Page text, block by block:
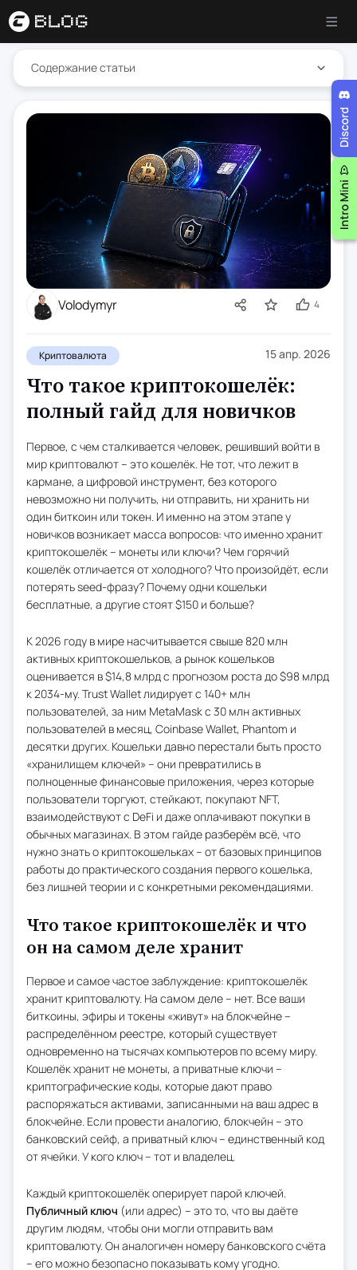
Содержание статьи
Volodymyr
Криптовалюта 15 апр. 2026
4
Что такое криптокошелёк:
полный гайд для новичков
Первое, с чем сталкивается человек, решивший войти в
мир криптовалют – это кошелёк. Не тот, что лежит в
кармане, а цифровой инструмент, без которого
невозможно ни получить, ни отправить, ни хранить ни
один биткоин или токен. И именно на этом этапе у
новичков возникает масса вопросов: что именно хранит
криптокошелёк – монеты или ключи? Чем горячий
кошелёк отличается от холодного? Что произойдёт, если
потерять seed-фразу? Почему одни кошельки
бесплатные, а другие стоят $150 и больше?
К 2026 году в мире насчитывается свыше 820 млн
активных криптокошельков, а рынок кошельков
оценивается в $14,8 млрд с прогнозом роста до $98 млрд
к 2034-му. Trust Wallet лидирует с 140+ млн
пользователей, за ним MetaMask с 30 млн активных
пользователей в месяц, Coinbase Wallet, Phantom и
десятки других. Кошельки давно перестали быть просто
«хранилищем ключей» – они превратились в
полноценные финансовые приложения, через которые
пользователи торгуют, стейкают, покупают NFT,
взаимодействуют с DeFi и даже оплачивают покупки в
обычных магазинах. В этом гайде разберём всё, что
нужно знать о криптокошельках – от базовых принципов
работы до практического создания первого кошелька,
без лишней теории и с конкретными рекомендациями.
Что такое криптокошелёк и что
он на самом деле хранит
Первое и самое частое заблуждение: криптокошелёк
хранит криптовалюту. На самом деле – нет. Все ваши
биткоины, эфиры и токены «живут» на блокчейне –
распределённом реестре, который существует
одновременно на тысячах компьютеров по всему миру.
Кошелёк хранит не монеты, а приватные ключи –
криптографические коды, которые дают право
распоряжаться активами, записанными на ваш адрес в
блокчейне. Если провести аналогию, блокчейн – это
банковский сейф, а приватный ключ – единственный код
от ячейки. У кого ключ – тот и владелец.
Каждый криптокошелёк оперирует парой ключей.
Публичный ключ (или адрес) – это то, что вы даёте
другим людям, чтобы они могли отправить вам
криптовалюту. Он аналогичен номеру банковского счёта
– его можно безопасно показывать кому угодно.